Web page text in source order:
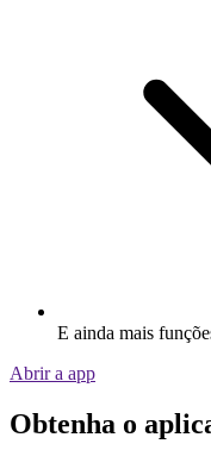
E ainda mais
Abrir a app
Obtenha o